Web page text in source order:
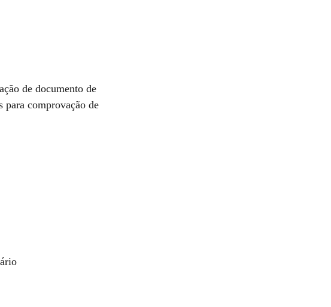
de documento de
para comprovação de